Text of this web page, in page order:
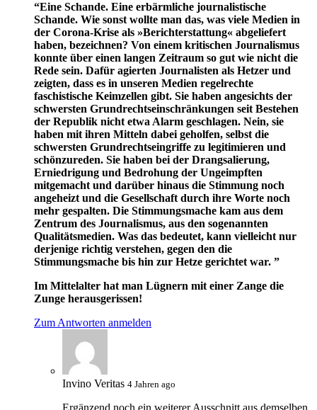
“Eine Schande. Eine erbärmliche journalistische
Schande. Wie sonst wollte man das, was viele Medien in
der Corona-Krise als »Bericht­erstattung« abgeliefert
haben, bezeichnen? Von einem kritischen Journalismus
konnte über einen langen Zeitraum so gut wie nicht die
Rede sein. Dafür agierten Journalisten als Hetzer und
zeigten, dass es in unseren Medien regelrechte
faschistische Keimzellen gibt. Sie haben angesichts der
schwersten Grundrechtseinschränkun­gen seit Bestehen
der Republik nicht etwa Alarm geschlagen. Nein, sie
haben mit ihren Mitteln dabei geholfen, selbst die
schwersten Grundrechtseingriffe zu legitimieren und
schönzureden. Sie haben bei der Drangsalierung,
Erniedrigung und Bedrohung der Ungeimpf­ten
mitgemacht und darüber hinaus die Stimmung noch
angeheizt und die Gesellschaft durch ihre Worte noch
mehr gespalten. Die Stimmungsmache kam aus dem
Zentrum des Journalismus, aus den sogenannten
Qualitätsmedien. Was das bedeutet, kann vielleicht nur
derjenige richtig verstehen, gegen den die
Stimmungsmache bis hin zur Hetze gerichtet war. ”
Im Mittelalter hat man Lügnern mit einer Zange die
Zunge herausgerissen!
Zum Antworten anmelden
Invino Veritas 4 Jahren ago